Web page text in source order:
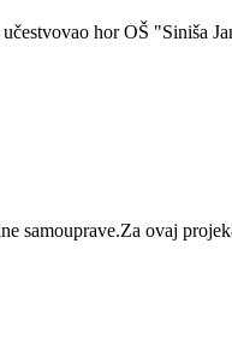
hor OŠ "Siniša
samouprave.Za ovaj